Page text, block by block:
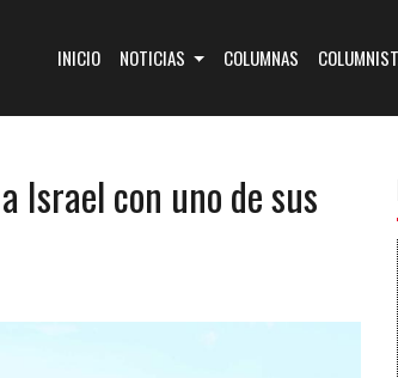
INICIO(CURRENT)
NOTICIAS COLUMNAS
Israel con uno de sus